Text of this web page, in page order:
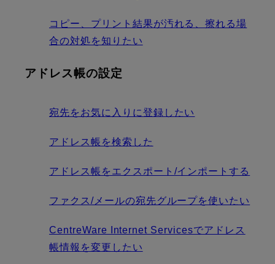
コピー、プリント結果が汚れる、擦れる場
合の対処を知りたい
アドレス帳の設定
宛先をお気に入りに登録したい
アドレス帳を検索した
アドレス帳をエクスポート/インポートする
ファクス/メールの宛先グループを使いたい
CentreWare Internet Servicesでアドレス
帳情報を変更したい